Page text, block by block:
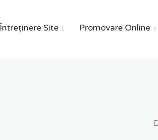
Întreținere Site  Promovare Online 